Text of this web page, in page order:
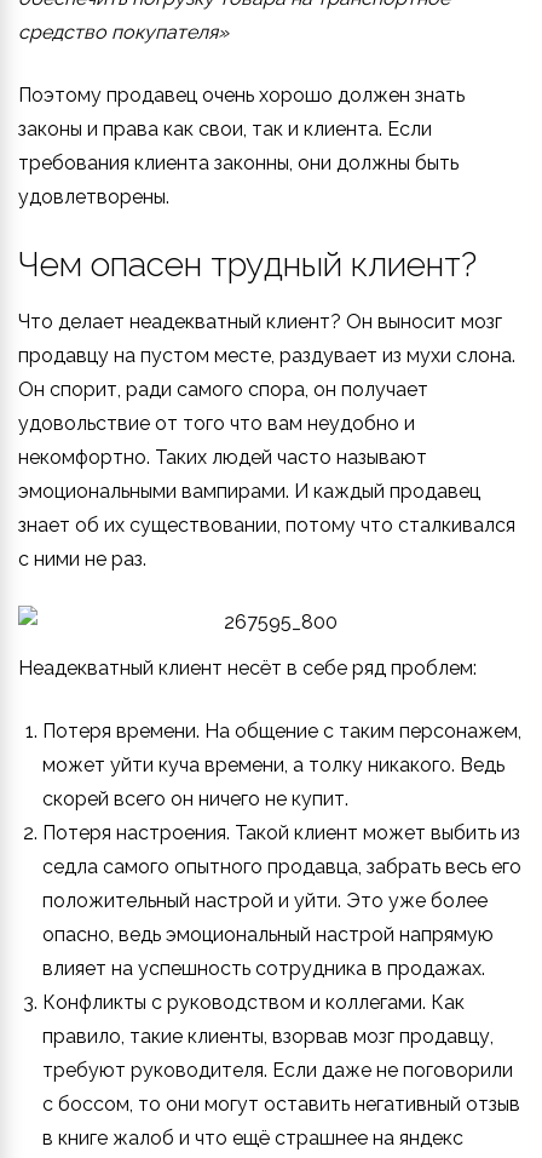
средство покупателя»
Поэтому продавец очень хорошо должен знать
законы и права как свои, так и клиента. Если
требования клиента законны, они должны быть
удовлетворены.
Чем опасен трудный клиент?
Что делает неадекватный клиент? Он выносит мозг
продавцу на пустом месте, раздувает из мухи слона.
Он спорит, ради самого спора, он получает
удовольствие от того что вам неудобно и
некомфортно. Таких людей часто называют
эмоциональными вампирами. И каждый продавец
знает об их существовании, потому что сталкивался
с ними не раз.
Неадекватный клиент несёт в себе ряд проблем:
Потеря времени. На общение с таким персонажем,
может уйти куча времени, а толку никакого. Ведь
скорей всего он ничего не купит.
Потеря настроения. Такой клиент может выбить из
седла самого опытного продавца, забрать весь его
положительный настрой и уйти. Это уже более
опасно, ведь эмоциональный настрой напрямую
влияет на успешность сотрудника в продажах.
Конфликты с руководством и коллегами. Как
правило, такие клиенты, взорвав мозг продавцу,
требуют руководителя. Если даже не поговорили
с боссом, то они могут оставить негативный отзыв
в книге жалоб и что ещё страшнее на яндекс